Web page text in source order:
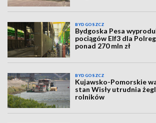
BYDGOSZCZ
Bydgoska Pesa
pociągów Elf3 dla
ponad 270 mln zł
BYDGOSZCZ
Kujawsko-Pomorskie
stan Wisły utrudnia
rolników